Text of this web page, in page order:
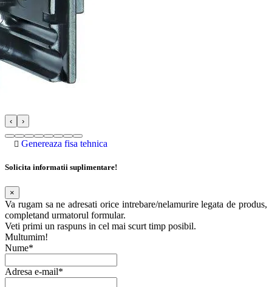
‹ ›
Genereaza fisa tehnica
Solicita informatii suplimentare!
×
Va rugam sa ne adresati orice intrebare/nelamurire legata de produs,
completand urmatorul formular.
Veti primi un raspuns in cel mai scurt timp posibil.
Multumim!
Nume*
Adresa e-mail*